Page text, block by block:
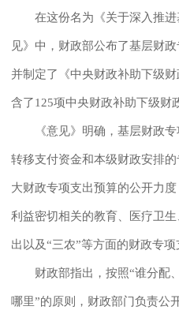
在这份名为《关于深入推进
见》中，财政部公布了基层财
并制定了《中央财政补助下级
含了125项中央财政补助下级财
《意见》明确，基层财政专
转移支付资金和本级财政安排
大财政专项支出预算的公开力
利益密切相关的教育、医疗卫
出以及“三农”等方面的财政专项
财政部指出，按照“谁分配、
哪里”的原则，财政部门负责公